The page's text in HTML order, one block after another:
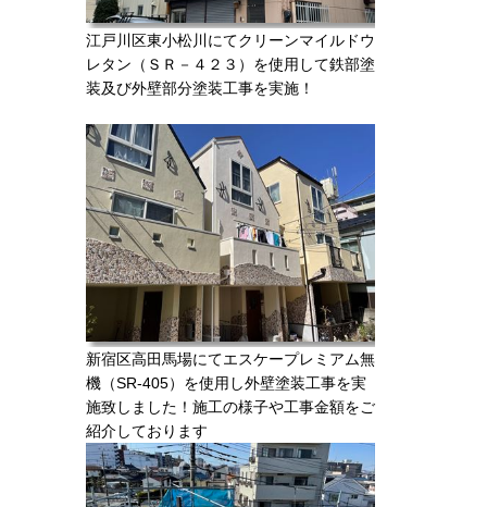
江戸川区東小松川にてクリーンマイルドウ
レタン（ＳＲ－４２３）を使用して鉄部塗
装及び外壁部分塗装工事を実施！
新宿区高田馬場にてエスケープレミアム無
機（SR-405）を使用し外壁塗装工事を実
施致しました！施工の様子や工事金額をご
紹介しております